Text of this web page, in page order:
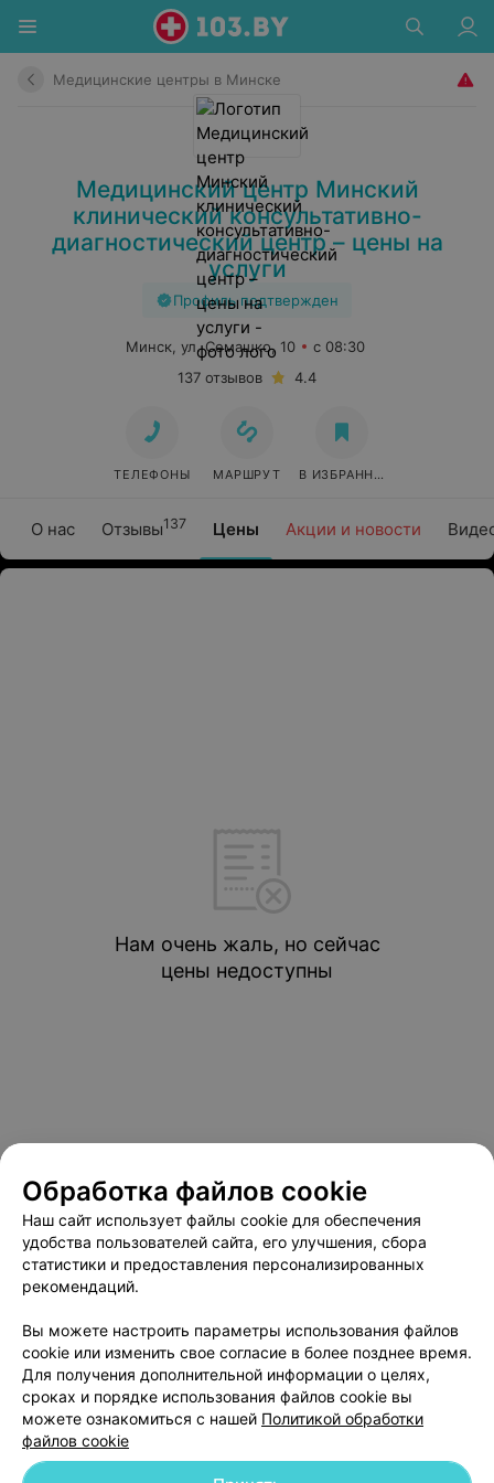
Медицинские центры в Минске
Медицинский центр Минский
клинический консультативно-
диагностический центр – цены на
услуги
Профиль подтвержден
О нас Отзывы137 Цены Акции и новости
Минск, ул. Семашко, 10
с 08:30
137 отзывов
4.4
ТЕЛЕФОНЫ МАРШРУТ В ИЗБРАННОЕ
Нам очень жаль, но сейчас
цены недоступны
Медицинский маркетинг
Публичный договор
Пользовательское соглашение
Способы оплаты
Вакансии
Партнеры
Написать руководителю 103.by
Написать в поддержку
Обработка файлов cookie
Наш сайт использует файлы cookie для обеспечения
удобства пользователей сайта, его улучшения, сбора
статистики и предоставления персонализированных
рекомендаций.
Вы можете настроить параметры использования файлов
cookie или изменить свое согласие в более позднее время.
Для получения дополнительной информации о целях,
сроках и порядке использования файлов cookie вы
можете ознакомиться с нашей Политикой обработки
файлов cookie